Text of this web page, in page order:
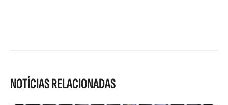
NOTÍCIAS RELACIONADAS